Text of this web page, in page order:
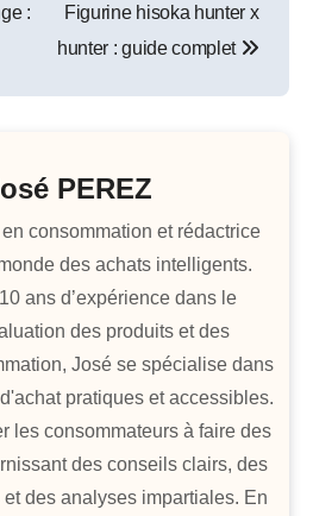
:
Figurine hisoka hunter x
hunter : guide complet
PEREZ
consommation et rédactrice
des achats intelligents.
ans d’expérience dans le
des produits et des
José se spécialise dans
pratiques et accessibles.
les consommateurs à faire des
des conseils clairs, des
des analyses impartiales. En